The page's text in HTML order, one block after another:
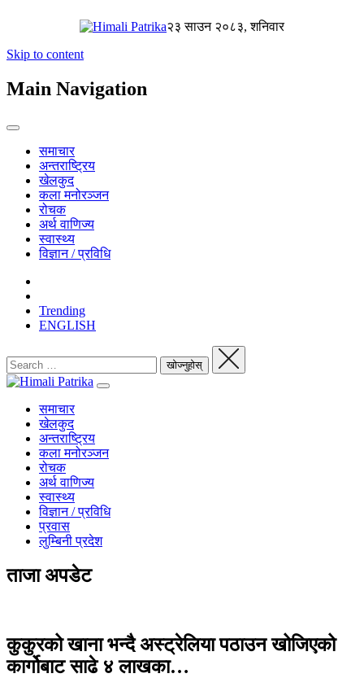
२३ साउन २०८३, शनिवार
Skip to content
Main Navigation
समाचार
अन्तराष्ट्रिय
खेलकुद
कला मनोरञ्जन
रोचक
अर्थ वाणिज्य
स्वास्थ्य
विज्ञान / प्रविधि
Trending
ENGLISH
समाचार
खेलकुद
अन्तराष्ट्रिय
कला मनोरञ्जन
रोचक
अर्थ वाणिज्य
स्वास्थ्य
विज्ञान / प्रविधि
प्रवास
लुम्बिनी प्रदेश
ताजा अपडेट
कुकुरको खाना भन्दै अस्ट्रेलिया पठाउन खोजिएको
कार्गोबाट साढे ४ लाखका…